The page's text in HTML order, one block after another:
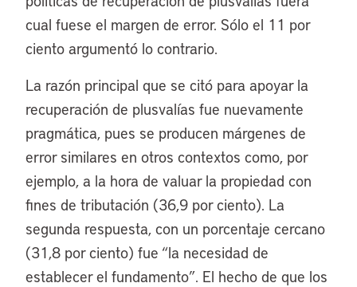
cual fuese el margen de error. Sólo el 11 por
ciento argumentó lo contrario.
La razón principal que se citó para apoyar la
recuperación de plusvalías fue nuevamente
pragmática, pues se producen márgenes de
error similares en otros contextos como, por
ejemplo, a la hora de valuar la propiedad con
fines de tributación (36,9 por ciento). La
segunda respuesta, con un porcentaje cercano
(31,8 por ciento) fue “la necesidad de
establecer el fundamento”. El hecho de que los